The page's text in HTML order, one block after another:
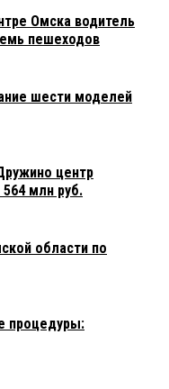
Омска водитель
пешеходов
шести моделей
центр
564 млн руб.
области по
процедуры: